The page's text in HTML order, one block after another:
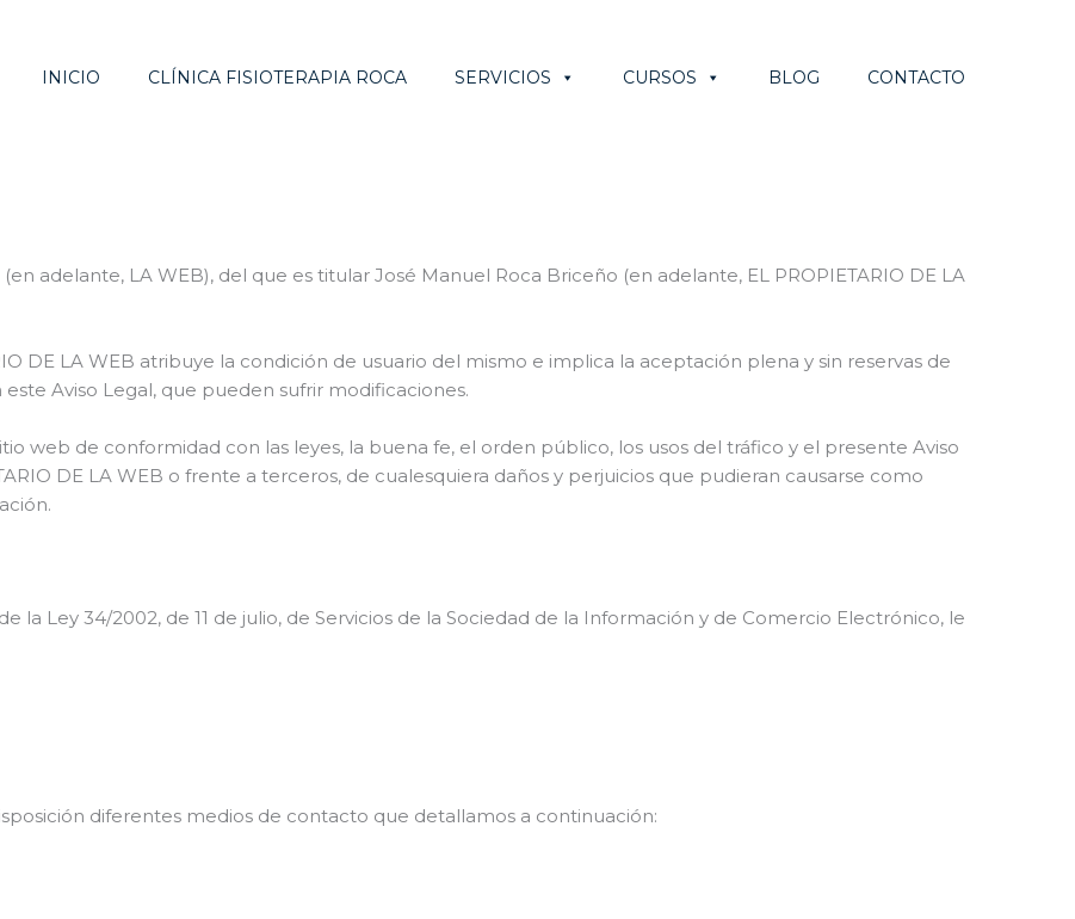
INICIO CLÍNICA FISIOTERAPIA ROCA SERVICIOS CURSOS BLOG CONTACTO
adelante, LA WEB), del que es titular José Manuel Roca Briceño (en adelante, EL PROPIETARIO DE LA
DE LA WEB atribuye la condición de usuario del mismo e implica la aceptación plena y sin reservas de
Aviso Legal, que pueden sufrir modificaciones.
web de conformidad con las leyes, la buena fe, el orden público, los usos del tráfico y el presente Aviso
DE LA WEB o frente a terceros, de cualesquiera daños y perjuicios que pudieran causarse como
la Ley 34/2002, de 11 de julio, de Servicios de la Sociedad de la Información y de Comercio Electrónico, le
diferentes medios de contacto que detallamos a continuación: